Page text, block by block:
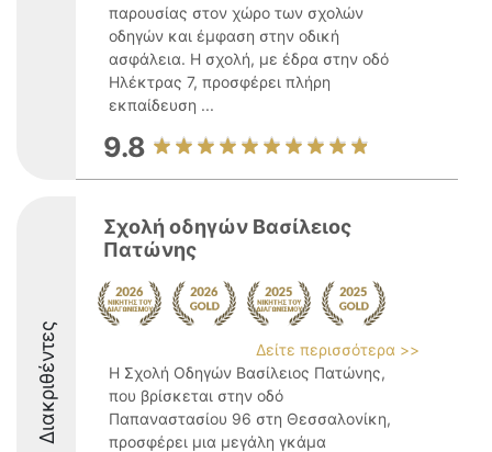
παρουσίας στον χώρο των σχολών
οδηγών και έμφαση στην οδική
ασφάλεια. Η σχολή, με έδρα στην οδό
Ηλέκτρας 7, προσφέρει πλήρη
εκπαίδευση ...
9.8
Διακριθέντες
Σχολή οδηγών Βασίλειος
Πατώνης
Δείτε περισσότερα >>
Η Σχολή Οδηγών Βασίλειος Πατώνης,
που βρίσκεται στην οδό
Παπαναστασίου 96 στη Θεσσαλονίκη,
προσφέρει μια μεγάλη γκάμα